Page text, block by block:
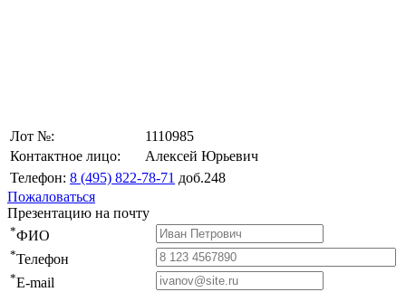
Лот №:
1110985
Контактное лицо:
Алексей Юрьевич
Телефон: 8 (495) 822-78-71 доб.248
Пожаловаться
Презентацию на почту
*ФИО
*Телефон
*E-mail